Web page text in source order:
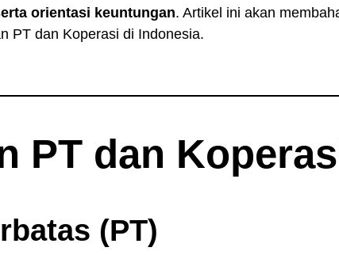
orientasi keuntungan. Artikel ini akan
PT dan Koperasi di Indonesia.
PT dan
(PT)